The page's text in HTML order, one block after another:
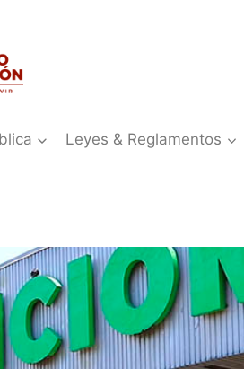
Leyes & Reglamentos